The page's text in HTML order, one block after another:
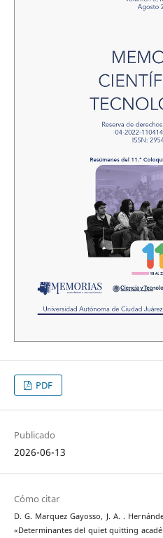
PDF
Publicado
2026-06-13
Cómo citar
D. G. Marquez Gayosso, J. A. .
«Determinantes del quiet quitting